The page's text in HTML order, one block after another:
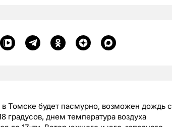
в Томске будет пасмурно, возможен дождь с
градусов, днем температура воздуха